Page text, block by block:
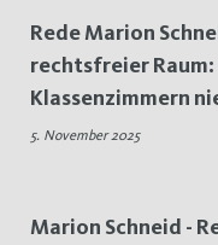
Rede Marion
rechtsfreier
Klassenzimmern
5. November 2025
Marion Schneid -